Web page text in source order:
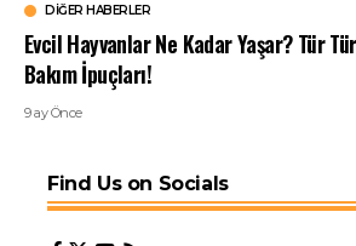
DIĞER HABERLER
Evcil Hayvanlar Ne Kadar Yaşar? Tür
Bakım İpuçları!
9 ay Önce
Find Us on Socials